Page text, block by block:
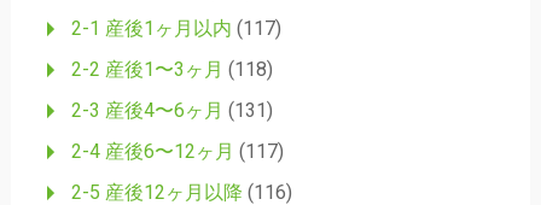
2-1 産後1ヶ月以内 (117)
2-2 産後1〜3ヶ月 (118)
2-3 産後4〜6ヶ月 (131)
2-4 産後6〜12ヶ月 (117)
2-5 産後12ヶ月以降 (116)